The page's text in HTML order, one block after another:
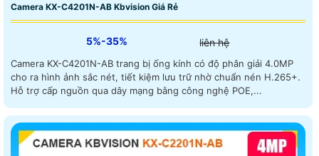
Camera KX-C4201N-AB Kbvision Giá Rẻ
5%-35% liên hệ
Camera KX-C4201N-AB trang bị ống kính có độ phân giải 4.0MP
cho ra hình ảnh sắc nét, tiết kiệm lưu trữ nhờ chuẩn nén H.265+.
Hỗ trợ cấp nguồn qua dây mạng bằng công nghệ POE,...